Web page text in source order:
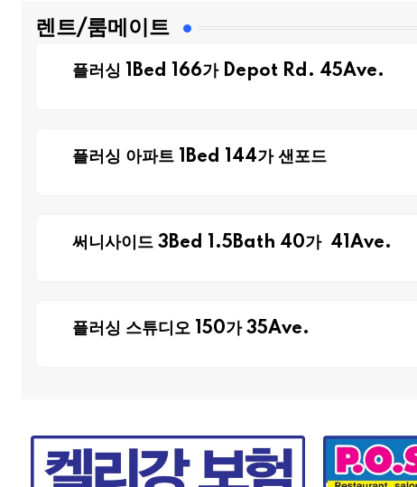
렌트/룸메이트
플러싱 1Bed 166가 Depot Rd. 45Ave.
플러싱 아파트 1Bed 144가 샌포드
써니사이드 3Bed 1.5Bath 40가 41Ave.
플러싱 스튜디오 150가 35Ave.